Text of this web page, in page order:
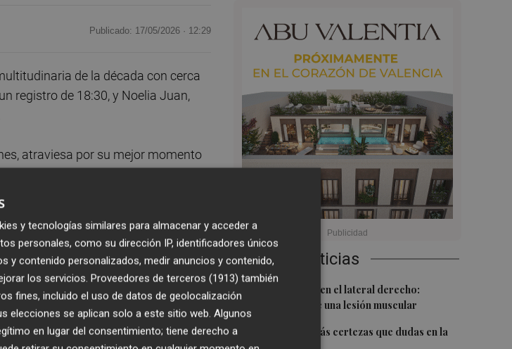
Últimas Noticias
1
Más problemas en el lateral derecho:
Monferrer sufre una lesión muscular
2
Awa Fam deja más certezas que dudas en la
Publicado: 17/05/2026 · 12:29
de la década con cerca
registro de 18:30, y Noelia Juan,
atraviesa por su mejor momento
(19:24), mientras que en
y la tercera Emma Lacal (21:54).
de la esta cita considerada la puerta
en la ciudad.
numerosa, que ha recaído en
y tecnologías similares para almacenar y acceder a
personales, como su dirección IP, identificadores únicos
y contenido personalizados, medir anuncios y contenido,
los servicios. Proveedores de terceros (1913) también
fines, incluido el uso de datos de geolocalización
elecciones se aplican solo a este sitio web. Algunos
en lugar del consentimiento; tiene derecho a